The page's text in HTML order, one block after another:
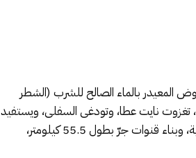
المعيدر بالماء الصالح للشرب (الشطر
تغزوت نايت عطا، وتودغى السفلى، ويستفيد
منه ما يناهز 90.000 نسمة. ويُنفذ هذا المشروع بغلاف مالي ضخم يصل إلى 148 مليون درهم، ويشمل تجهيز 3 أثقاب مائية، وبناء قنوات جرّ بطول 55.5 كيلومتر،